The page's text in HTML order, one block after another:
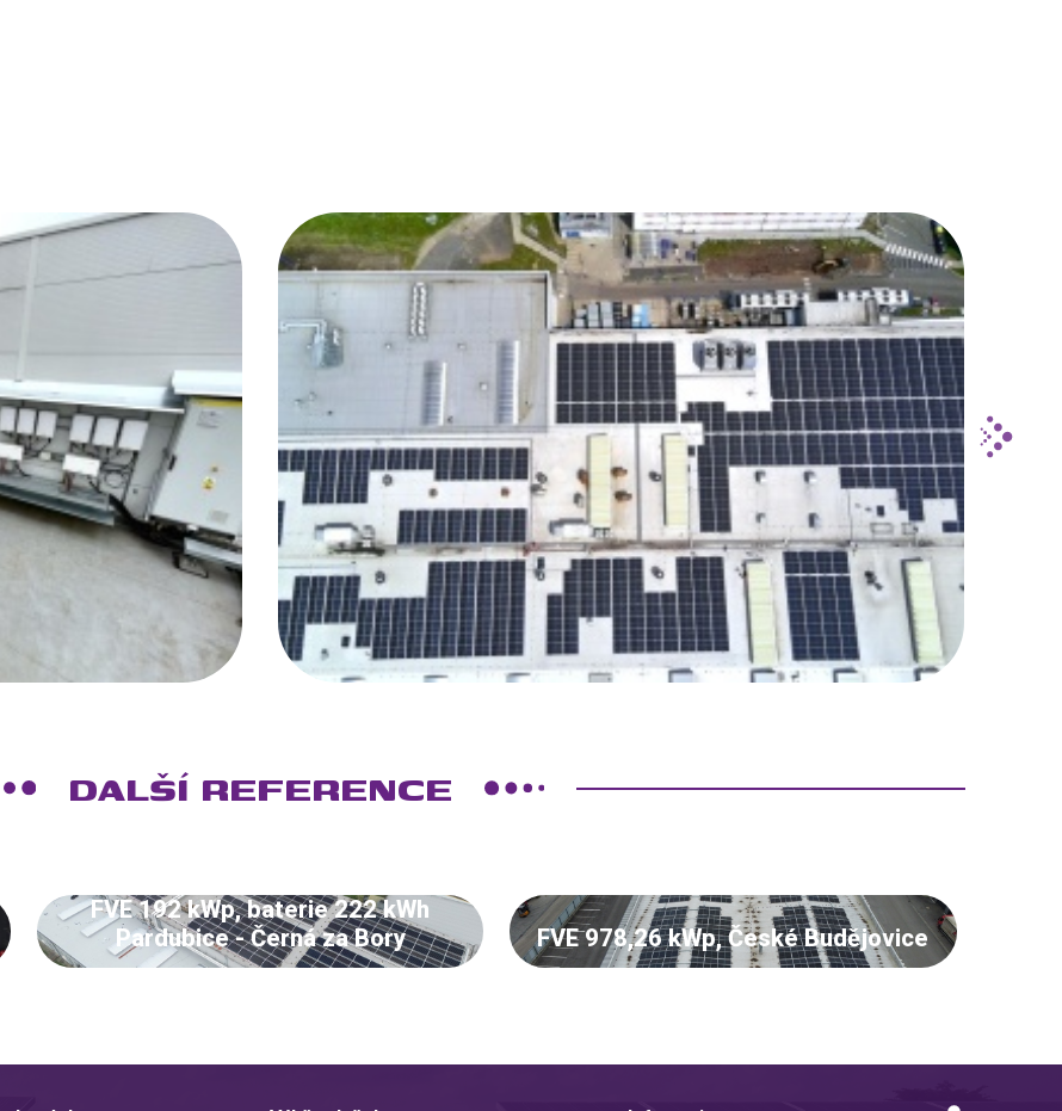
DALŠÍ REFERENCE
FVE 192 kWp, baterie 222 kWh
Pardubice - Černá za Bory
FVE 978,26 kWp, České Budějovice